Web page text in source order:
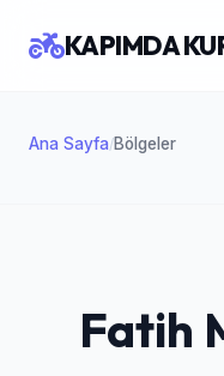
Ana Sayfa/Bölgeler
KAPIMDA
Fatih